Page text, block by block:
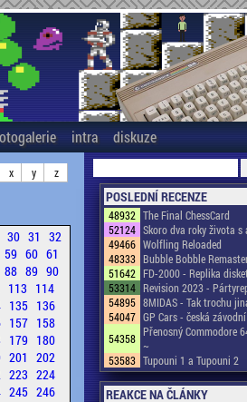
intra diskuze
x y z
30 31 32
59 60 61
88 89 90
113 114
135 136
157 158
179 180
201 202
223 224
245 246
POSLEDNÍ RECENZE
48932 The Final ChessCard
52124 Skoro dva roky života s
49466 Wolfling Reloaded
48333 Bubble Bobble
51642 FD-2000 - Replika
53314 Revision 2023 -
54895 8MIDAS - Tak trochu
54047 GP Cars - česká
54358 Přenosný Commodore
~
53583 Tupouni 1 a Tupouni 2
REAKCE NA ČLÁNKY